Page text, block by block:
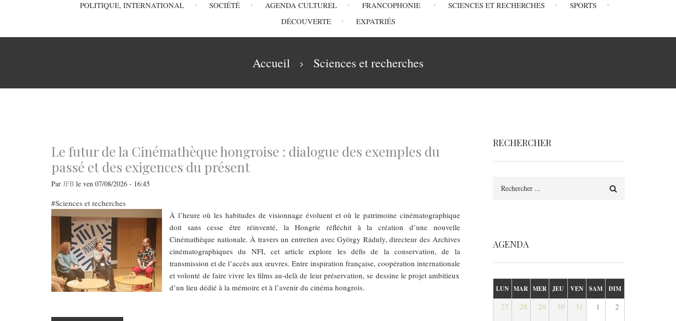
MainPOLITIQUE, INTERNATIONAL SOCIÉTÉ AGENDA CULTUREL FRANCOPHONIE SCIENCES ET RECHERCHES
SPORTS
DÉCOUVERTE
EXPATRIÉS
Accueil Sciences et recherches
Le futur de la Cinémathèque hongroise : dialogue des exemples du
passé et des exigences du présent
Par JFB le ven 07/08/2026 - 16:45
Sciences et recherches
À l’heure où les habitudes de visionnage évoluent et où le patrimoine cinématographique
doit sans cesse être réinventé, la Hongrie réfléchit à la création d’une nouvelle
Cinémathèque nationale. À travers un entretien avec György Ráduly, directeur des Archives
cinématographiques du NFI, cet article explore les défis de la conservation, de la
transmission et de l’accès aux œuvres. Entre inspiration française, coopération internationale
et volonté de faire vivre les films au-delà de leur préservation, se dessine le projet ambitieux
d’un lieu dédié à la mémoire et à l’avenir du cinéma hongrois.
RECHERCHER
AGENDA
LUN MAR MER JEU VEN SAM DIM
27 28 29 30 31 1 2